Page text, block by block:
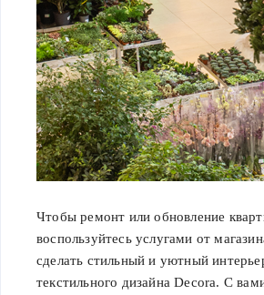
Чтобы ремонт или обновление
воспользуйтесь услугами от
сделать стильный и уютный
текстильного дизайна Decora. С